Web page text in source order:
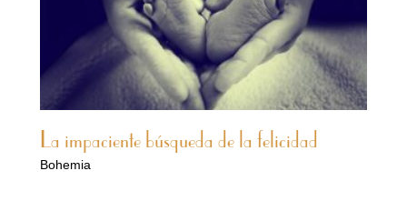
La impaciente búsqueda de la felicidad
Bohemia